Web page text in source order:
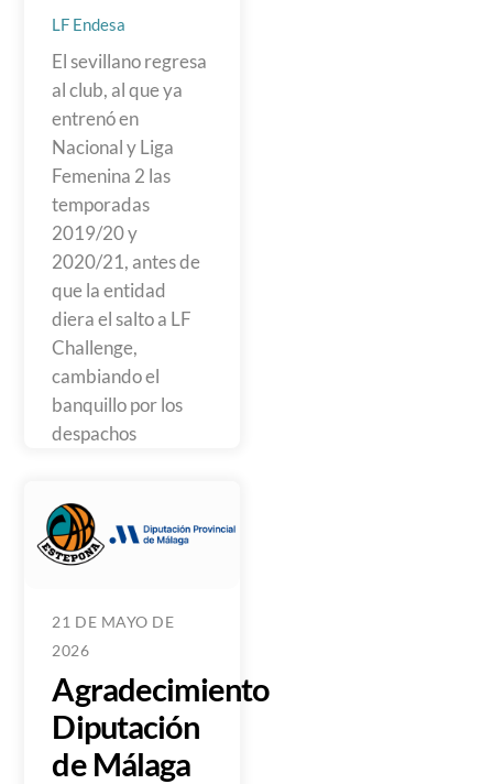
LF Endesa
El sevillano regresa
al club, al que ya
entrenó en
Nacional y Liga
Femenina 2 las
temporadas
2019/20 y
2020/21, antes de
que la entidad
diera el salto a LF
Challenge,
cambiando el
banquillo por los
despachos
21 DE MAYO DE
2026
Agradecimiento
Diputación
de Málaga